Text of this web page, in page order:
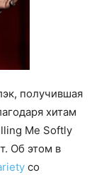
получившая
хитам
Me Softly
Об этом в
со